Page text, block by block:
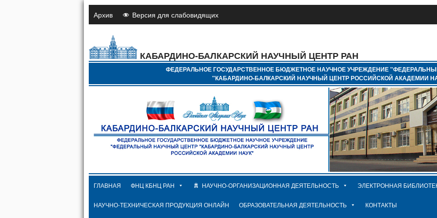
Архив Версия для слабовидящих
КАБАРДИНО-БАЛКАРСКИЙ НАУЧНЫЙ ЦЕНТР РАН
ФЕДЕРАЛЬНОЕ ГОСУДАРСТВЕННОЕ БЮДЖЕТНОЕ НАУЧНОЕ УЧРЕЖДЕНИЕ
"КАБАРДИНО-БАЛКАРСКИЙ НАУЧНЫЙ ЦЕНТР РОССИЙСКОЙ АКАДЕМИИ
ГЛАВНАЯ ФНЦ КБНЦ РАН НАУЧНО-ОРГАНИЗАЦИОННАЯ ДЕЯТЕЛЬНОСТЬ ЭЛЕКТРОННАЯ
НАУЧНО-ТЕХНИЧЕСКАЯ ПРОДУКЦИЯ ОНЛАЙН ОБРАЗОВАТЕЛЬНАЯ ДЕЯТЕЛЬНОСТЬ КОНТАКТЫ